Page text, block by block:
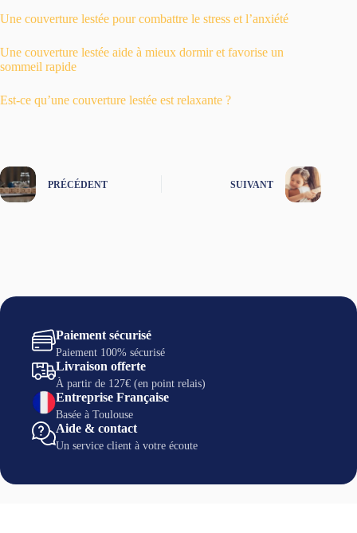
Une couverture lestée pour combattre le stress et l’anxiété
Une couverture lestée aide à mieux dormir et favorise un
sommeil rapide
Est-ce qu’une couverture lestée est relaxante ?
PRÉCÉDENT SUIVANT
Paiement sécurisé
Paiement 100% sécurisé
Livraison offerte
À partir de 127€ (en point relais)
Entreprise Française
Basée à Toulouse
Aide & contact
Un service client à votre écoute